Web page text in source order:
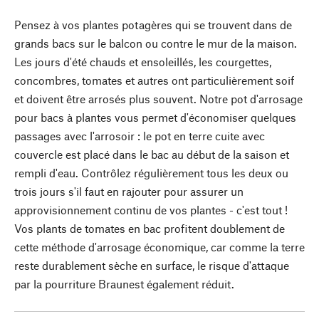
Pensez à vos plantes potagères qui se trouvent dans de
grands bacs sur le balcon ou contre le mur de la maison.
Les jours d'été chauds et ensoleillés, les courgettes,
concombres, tomates et autres ont particulièrement soif
et doivent être arrosés plus souvent. Notre pot d'arrosage
pour bacs à plantes vous permet d'économiser quelques
passages avec l'arrosoir : le pot en terre cuite avec
couvercle est placé dans le bac au début de la saison et
rempli d'eau. Contrôlez régulièrement tous les deux ou
trois jours s'il faut en rajouter pour assurer un
approvisionnement continu de vos plantes - c'est tout !
Vos plants de tomates en bac profitent doublement de
cette méthode d'arrosage économique, car comme la terre
reste durablement sèche en surface, le risque d'attaque
par la pourriture Braunest également réduit.